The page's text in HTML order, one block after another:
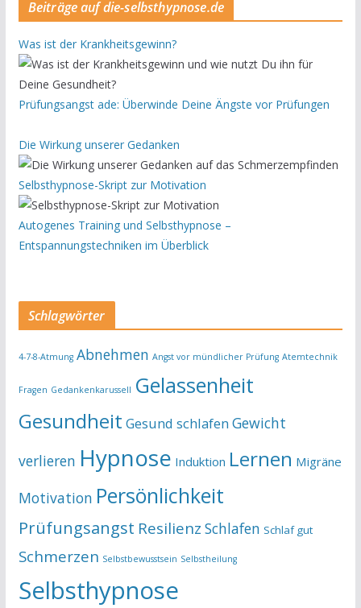
Beiträge auf die-selbsthypnose.de
Was ist der Krankheitsgewinn?
Prüfungsangst ade: Überwinde Deine Ängste vor Prüfungen
Die Wirkung unserer Gedanken
Selbsthypnose-Skript zur Motivation
Autogenes Training und Selbsthypnose –
Entspannungstechniken im Überblick
Schlagwörter
4-7-8-Atmung Abnehmen Angst vor mündlicher Prüfung Atemtechnik
Fragen Gedankenkarussell Gelassenheit
Gesundheit Gesund schlafen Gewicht
verlieren Hypnose Induktion Lernen Migräne
Motivation Persönlichkeit
Prüfungsangst Resilienz Schlafen Schlaf gut
Schmerzen Selbstbewusstsein Selbstheilung
Selbsthypnose